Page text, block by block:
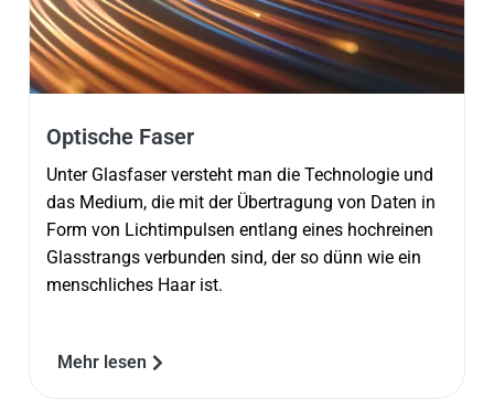
Optische Faser
Unter Glasfaser versteht man die Technologie und
das Medium, die mit der Übertragung von Daten in
Form von Lichtimpulsen entlang eines hochreinen
Glasstrangs verbunden sind, der so dünn wie ein
menschliches Haar ist.
Mehr lesen